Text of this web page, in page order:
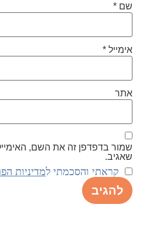
שם *
אימייל *
אתר
שמור בדפדפן זה את השם,
שאגיב.
קראתי והסכמתי למדיניות